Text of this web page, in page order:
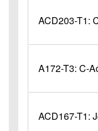
ACD203-T1:
A172-T3: C-
ACD167-T1: